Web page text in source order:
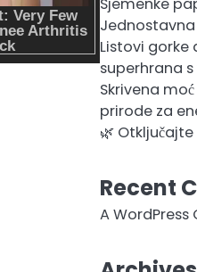
Listovi gorke
superhrana
Skrivena
prirode za
🌿
Recent
A